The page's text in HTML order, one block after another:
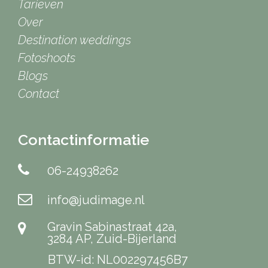
Tarieven
Over
Destination weddings
Fotoshoots
Blogs
Contact
Contactinformatie
06-24938262
info@judimage.nl
Gravin Sabinastraat 42a,
3284 AP, Zuid-Bijerland
BTW-id: NL002297456B7